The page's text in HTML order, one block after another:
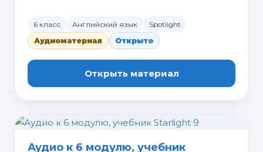
6 класс Английский язык
Spotlight
Аудиоматериал
Открыто
Открыть материал
Аудио к 6 модулю, учебник